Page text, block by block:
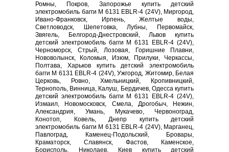
Ромны, Покров, Запорожье купить детский
электромобиль багги M 6131 EBLR-4 (24V), Миргород,
Ивано-Франковск, Ирпень, Желтые воды,
Светловодск, Шепетовка, Лубны, Первомайск,
Звягель, Белгород-Днестровский, Львов купить
детский электромобиль багги M 6131 EBLR-4 (24V),
Черноморск, Стрый, Лозовая, Горишние Плавни,
Нововолынск, Коломыя, Изюм, Прилуки, Черкассы,
Полтава, Харьков купить детский электромобиль
багги M 6131 EBLR-4 (24V), Ужгород, Житомир, Белая
Церковь, Ровно, Хмельницкий, Кропивницкий,
Тернополь, Винница, Калуш, Бердичев, Одесса купить
детский электромобиль багги M 6131 EBLR-4 (24V),
Измаил, Новомосковск, Смела, Дрогобыч, Нежин,
Александрия, Умань, Мукачево, Червоноград,
Конотоп, Ковель, Днепр купить детский
электромобиль багги M 6131 EBLR-4 (24V), Марганец,
Павлоград, Каменец-Подольский, Бровары,
Краматорск, Славянск, Фастов, Каменское,
Борисполь, Николаев, Киев купить детский